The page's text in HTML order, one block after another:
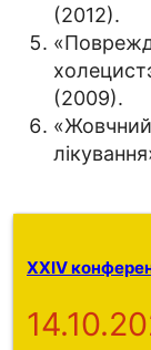
(2012).
(2009).
«Жовчний
XXIV